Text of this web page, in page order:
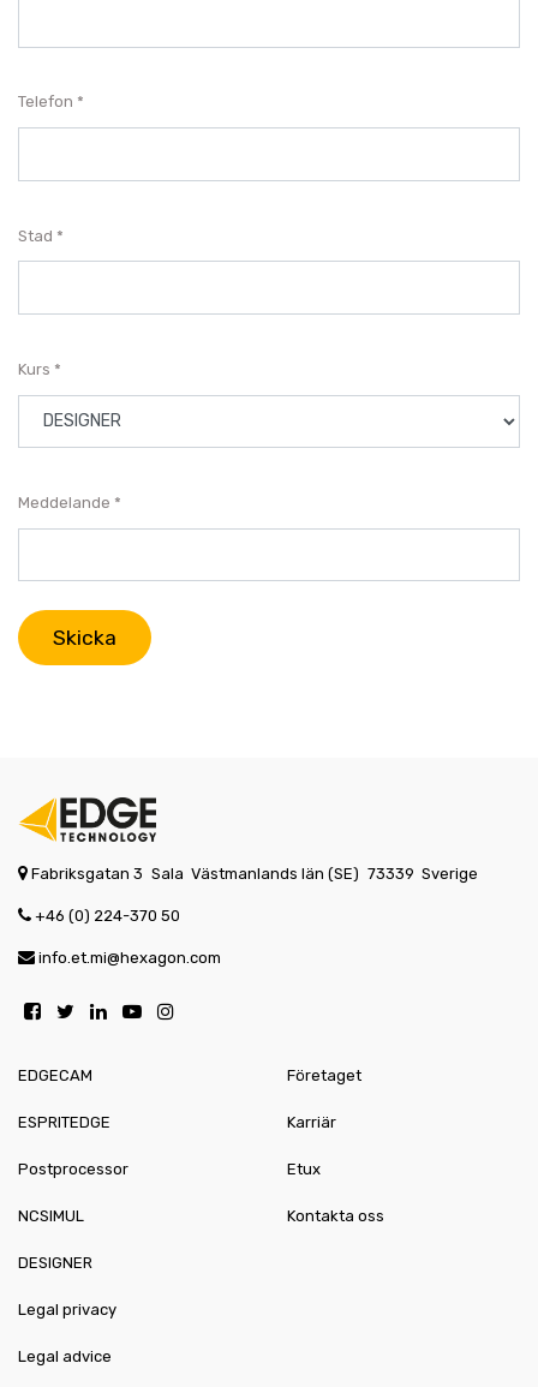
Telefon
Stad
Kurs
Meddelande
Skicka
Fabriksgatan 3 Sala Västmanlands län (SE) 73339 Sverige
+46 (0) 224-370 50
info.et.mi@hexagon.com
EDGECAM
ESPRITEDGE
Postprocessor
NCSIMUL
DESIGNER
Företaget
Karriär
Etux
Kontakta oss
Legal privacy
Legal advice